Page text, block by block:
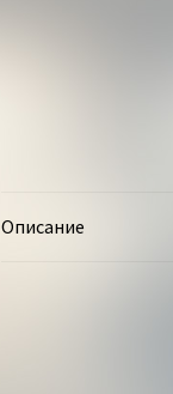
Описание